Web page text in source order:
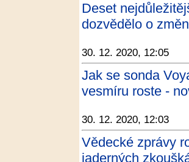
Deset
dozvědělo o
30. 12. 2020, 12:05
Jak se sonda
vesmíru roste -
30. 12. 2020, 12:03
Vědecké zprávy
jaderných